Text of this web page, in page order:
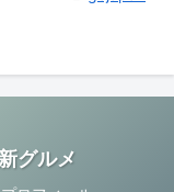
グルメ